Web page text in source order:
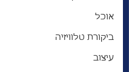
אוכל
ביקורת טלוויזיה
עיצוב